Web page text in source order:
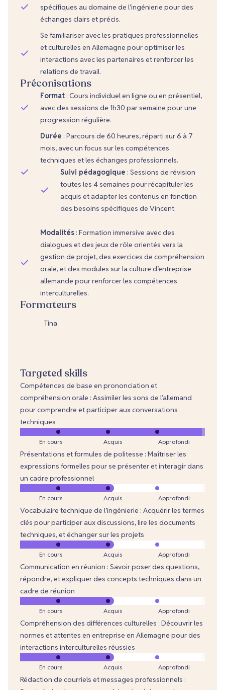
spécifiques au domaine de l’ingénierie pour des
échanges clairs et précis.
Se familiariser avec les pratiques professionnelles
et culturelles en Allemagne pour optimiser les
interactions avec les partenaires et renforcer les
relations de travail.
Préconisations
Format : Cours individuel en ligne ou en présentiel,
avec des sessions de 1h30 par semaine pour une
progression régulière.
Durée : Parcours de 60 heures, réparti sur 6 à 7
mois, avec un focus sur les compétences
techniques et les échanges professionnels.
Suivi pédagogique : Sessions de révision
toutes les 4 semaines pour récapituler les
acquis et adapter les contenus en fonction
des besoins spécifiques de Vincent.
Modalités : Formation immersive avec des
dialogues et des jeux de rôle orientés vers la
gestion de projet, des exercices de compréhension
orale, et des modules sur la culture d’entreprise
allemande pour renforcer les compétences
interculturelles.
Formateurs
Tina
Targeted skills
Compétences de base en prononciation et
compréhension orale : Assimiler les sons de l’allemand
pour comprendre et participer aux conversations
techniques
En cours Acquis Approfondi
Présentations et formules de politesse : Maîtriser les
expressions formelles pour se présenter et interagir dans
un cadre professionnel
En cours Acquis Approfondi
Vocabulaire technique de l’ingénierie : Acquérir les termes
clés pour participer aux discussions, lire les documents
techniques, et échanger sur les projets
En cours Acquis Approfondi
Communication en réunion : Savoir poser des questions,
répondre, et expliquer des concepts techniques dans un
cadre de réunion
En cours Acquis Approfondi
Compréhension des différences culturelles : Découvrir les
normes et attentes en entreprise en Allemagne pour des
interactions interculturelles réussies
En cours Acquis Approfondi
Rédaction de courriels et messages professionnels :